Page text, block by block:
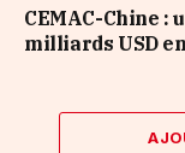
CEMAC-Chine :
milliards USD